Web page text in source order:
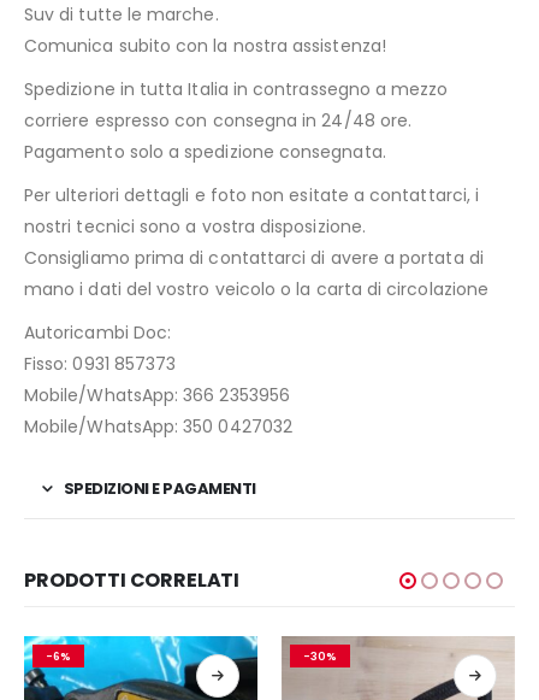
Suv di tutte le marche.
Comunica subito con la nostra assistenza!
Spedizione in tutta Italia in contrassegno a mezzo
corriere espresso con consegna in 24/48 ore.
Pagamento solo a spedizione consegnata.
Per ulteriori dettagli e foto non esitate a contattarci, i
nostri tecnici sono a vostra disposizione.
Consigliamo prima di contattarci di avere a portata di
mano i dati del vostro veicolo o la carta di circolazione
Autoricambi Doc:
Fisso: 0931 857373
Mobile/WhatsApp: 366 2353956
Mobile/WhatsApp: 350 0427032
SPEDIZIONI E PAGAMENTI
PRODOTTI CORRELATI
-6% -30%